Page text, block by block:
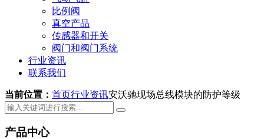
比例阀
真空产品
传感器和开关
阀门和阀门系统
行业资讯
联系我们
当前位置： 首页行业资讯安沃驰现场总线模块的防护等级
产品中心